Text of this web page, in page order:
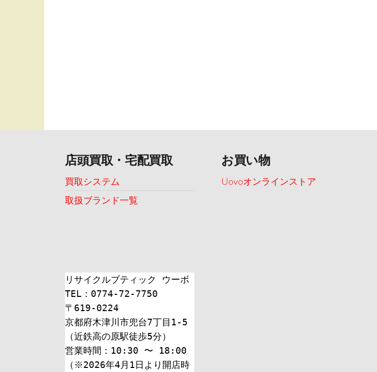
店頭買取・宅配買取
買取システム
取扱ブランド一覧
お買い物
Uovoオンラインストア
リサイクルブティック ウーボ
TEL：0774-72-7750
〒619-0224
京都府木津川市兜台7丁目1-5
（近鉄高の原駅徒歩5分）
営業時間：10:30 〜 18:00
（※2026年4月1日より開店時